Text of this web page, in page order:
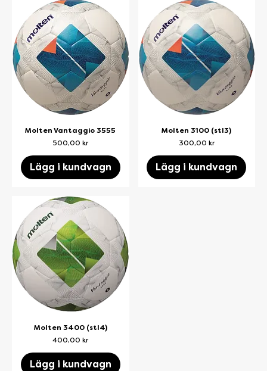
Molten Vantaggio 3555
Pris
500,00 kr
Lägg i kundvagn
Molten 3100 (stl3)
Pris
300,00 kr
Lägg i kundvagn
Molten 3400 (stl4)
Pris
400,00 kr
Lägg i kundvagn